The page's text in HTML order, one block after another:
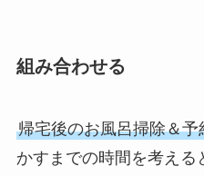
組み合わせる
帰宅後のお風呂掃除＆予
かすまでの時間を考え